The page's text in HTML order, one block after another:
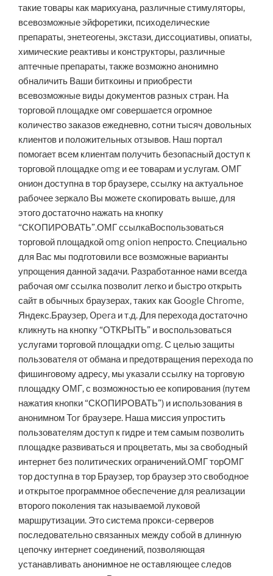
такие товары как марихуана, различные стимуляторы,
всевозможные эйфоретики, психоделические
препараты, энетеогены, экстази, диссоциативы, опиаты,
химические реактивы и конструкторы, различные
аптечные препараты, также возможно анонимно
обналичить Ваши биткоины и приобрести
всевозможные виды документов разных стран. На
торговой площадке омг совершается огромное
количество заказов ежедневно, сотни тысяч довольных
клиентов и положительных отзывов. Наш портал
помогает всем клиентам получить безопасный доступ к
торговой площадке omg и ее товарам и услугам. ОМГ
онион доступна в тор браузере, ссылку на актуальное
рабочее зеркало Вы можете скопировать выше, для
этого достаточно нажать на кнопку
“СКОПИРОВАТЬ”.ОМГ ссылкаВоспользоваться
торговой площадкой omg onion непросто. Специально
для Вас мы подготовили все возможные варианты
упрощения данной задачи. Разработанное нами всегда
рабочая омг ссылка позволит легко и быстро открыть
сайт в обычных браузерах, таких как Google Chrome,
Яндекс.Браузер, Opera и т.д. Для перехода достаточно
кликнуть на кнопку “ОТКРЫТЬ” и воспользоваться
услугами торговой площадки omg. С целью защиты
пользователя от обмана и предотвращения перехода по
фишинговому адресу, мы указали ссылку на торговую
площадку ОМГ, с возможностью ее копирования (путем
нажатия кнопки “СКОПИРОВАТЬ”) и использования в
анонимном Tor браузере. Наша миссия упростить
пользователям доступ к гидре и тем самым позволить
площадке развиваться и процветать, мы за свободный
интернет без политических ограничений.ОМГ торОМГ
тор доступна в тор Браузер, тор браузер это свободное
и открытое программное обеспечение для реализации
второго поколения так называемой луковой
маршрутизации. Это система прокси-серверов
последовательно связанных между собой в длинную
цепочку интернет соединений, позволяющая
устанавливать анонимное не оставляющее следов